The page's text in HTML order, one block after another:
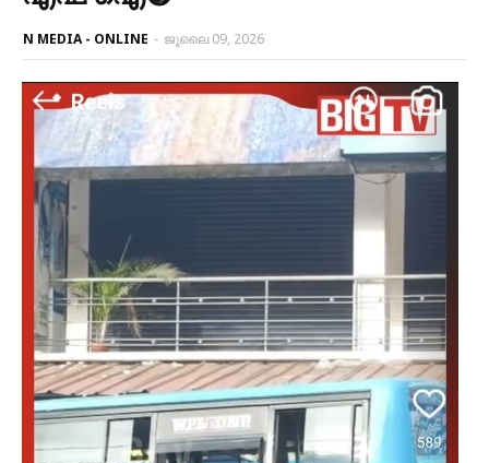
N MEDIA - ONLINE - ജൂലൈ 09, 2026